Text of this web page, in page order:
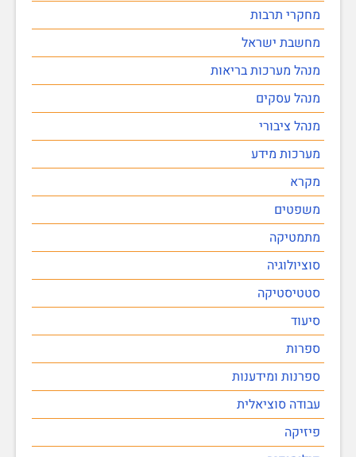
מחקרי תרבות
מחשבת ישראל
מנהל מערכות בריאות
מנהל עסקים
מנהל ציבורי
מערכות מידע
מקרא
משפטים
מתמטיקה
סוציולוגיה
סטטיסטיקה
סיעוד
ספרות
ספרנות ומידענות
עבודה סוציאלית
פיזיקה